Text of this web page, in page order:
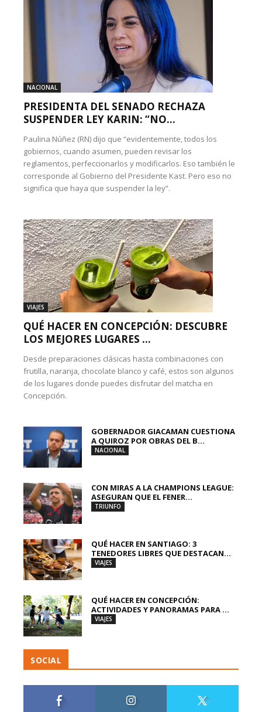
NACIONAL
PRESIDENTA DEL SENADO RECHAZA
SUSPENDER LEY KARIN: “NO...
Paulina Núñez (RN) dijo que “evidentemente, todos los
gobiernos, cuando asumen, pueden revisar los
reglamentos, perfeccionarlos y modificarlos. Eso también le
corresponde al Gobierno del Presidente Kast. Pero eso no
significa que haya que suspender la ley”.
VIAJES
QUÉ HACER EN CONCEPCIÓN: DESCUBRE
LOS MEJORES LUGARES ...
Desde preparaciones clásicas hasta combinaciones con
frutilla, naranja, chocolate blanco y café, estos son algunos
de los lugares donde puedes disfrutar del matcha en
Concepción.
GOBERNADOR GIACAMAN CUESTIONA
A QUIROZ POR OBRAS DEL B...
NACIONAL
CON MIRAS A LA CHAMPIONS LEAGUE:
ASEGURAN QUE EL FENER...
TRIUNFO
QUÉ HACER EN SANTIAGO: 3
TENEDORES LIBRES QUE DESTACAN...
VIAJES
QUÉ HACER EN CONCEPCIÓN:
ACTIVIDADES Y PANORAMAS PARA ...
VIAJES
SOCIAL